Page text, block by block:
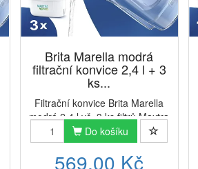
Brita Marella modrá
filtrační konvice 2,4 l + 3
ks...
Filtrační konvice Brita Marella
modrá 2,4 l vč. 3 ks filtrů Maxtra
Pro Pure PerformanceModerní a
stylová konvice Brita Marella na
filtrování vody v tmavém
Do košíku
569,00 Kč